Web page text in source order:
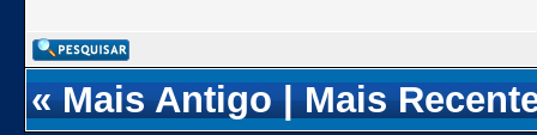
«Mais Antigo|Mais